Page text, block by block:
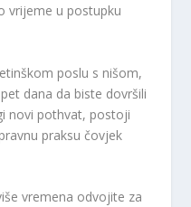
vrijeme u postupku
poslu s nišom,
dana da biste dovršili
novi pothvat, postoji
praksu čovjek
vremena odvojite za